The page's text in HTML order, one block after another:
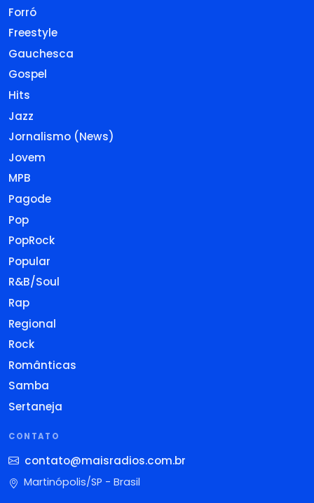
Forró
Freestyle
Gauchesca
Gospel
Hits
Jazz
Jornalismo (News)
Jovem
MPB
Pagode
Pop
PopRock
Popular
R&B/Soul
Rap
Regional
Rock
Românticas
Samba
Sertaneja
CONTATO
contato@maisradios.com.br
Martinópolis/SP - Brasil